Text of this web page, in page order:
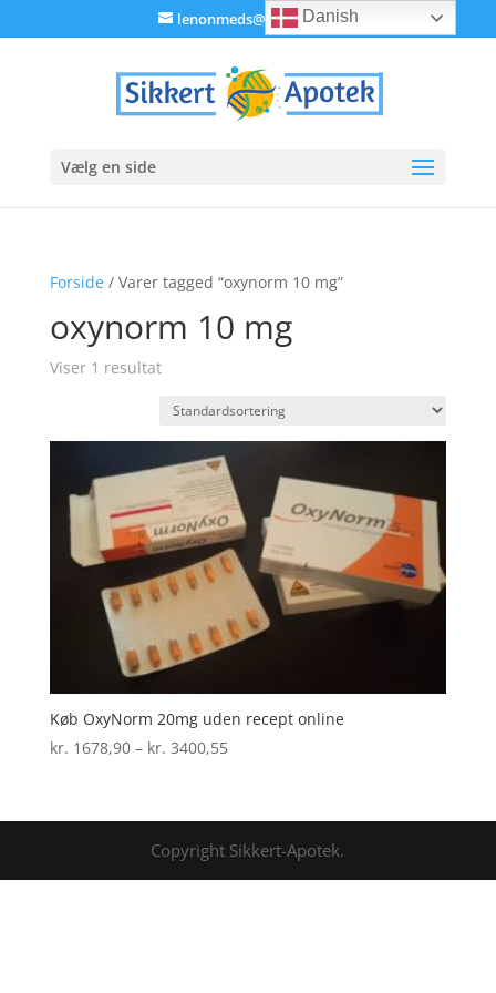
lenonmeds@gmail.com
Vælg en side
Forside/ Varer tagged “oxynorm 10 mg”
oxynorm 10 mg
Viser 1 resultat
Køb OxyNorm 20mg uden recept online
kr. 1678,90 – kr. 3400,55Prisinterval:
kr. 3400,55
Copyright Sikkert-Apotek.
Danish